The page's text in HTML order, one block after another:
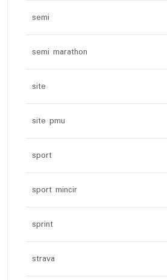
semi
semi marathon
site
site pmu
sport
sport mincir
sprint
strava